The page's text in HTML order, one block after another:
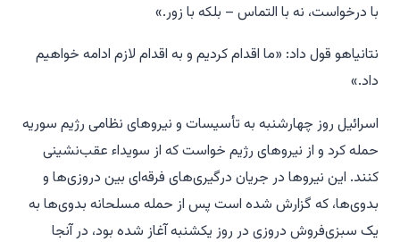
با درخواست، نه با التماس – بلکه با زور.»
نتانیاهو قول داد: «ما اقدام کردیم و به اقدام لازم ادامه خواهیم
داد.»
اسرائیل روز چهارشنبه به تأسیسات و نیروهای نظامی رژیم سوریه
حمله کرد و از نیروهای رژیم خواست که از سویداء عقب‌نشینی
کنند. این نیروها در جریان درگیری‌های فرقه‌ای بین دروزی‌ها و
بدوی‌ها، که گزارش شده است پس از حمله مسلحانه بدوی‌ها به
یک سبزی‌فروش دروزی در روز یکشنبه آغاز شده بود، در آنجا